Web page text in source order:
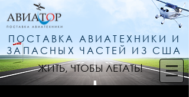
ПОСТАВКА АВИАТЕХНИКИ И
ЗАПАСНЫХ ЧАСТЕЙ ИЗ США
ЖИТЬ, ЧТОБЫ ЛЕТАТЬ!